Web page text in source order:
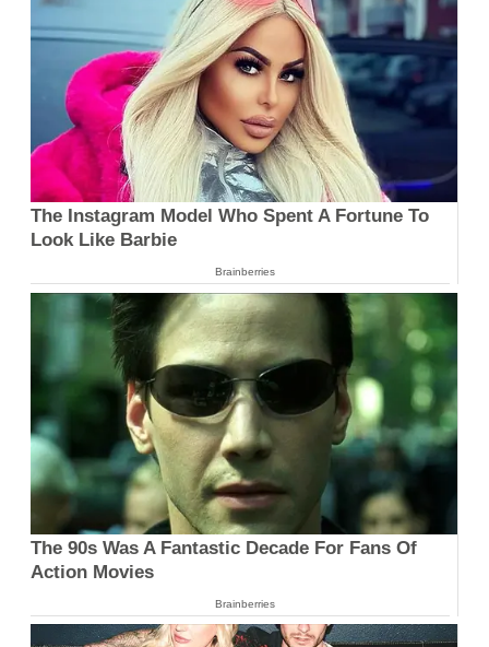
The Instagram Model Who Spent A Fortune To
Look Like Barbie
Brainberries
The 90s Was A Fantastic Decade For Fans Of
Action Movies
Brainberries